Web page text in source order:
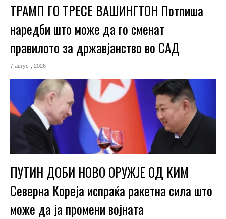
ТРАМП ГО ТРЕСЕ ВАШИНГТОН Потпиша
наредби што може да го сменат
правилото за државјанство во САД
7 август, 2026
ПУТИН ДОБИ НОВО ОРУЖЈЕ ОД КИМ
Северна Кореја испраќа ракетна сила што
може да ја промени војната